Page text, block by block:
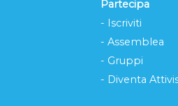
Partecipa
- Iscriviti
- Assemblea
- Gruppi
- Diventa